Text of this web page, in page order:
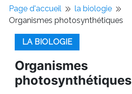
Page d'accueil
la biologie
Organismes photosynthétiques
LA BIOLOGIE
Organismes
photosynthétiques